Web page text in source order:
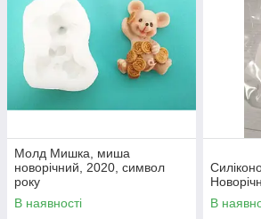
Молд Мишка, миша
новорічний, 2020, символ
року
В наявності
В